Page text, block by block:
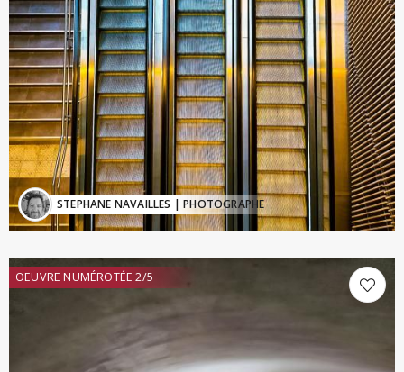
STEPHANE NAVAILLES | PHOTOGRAPHE
OEUVRE NUMÉROTÉE 2/5